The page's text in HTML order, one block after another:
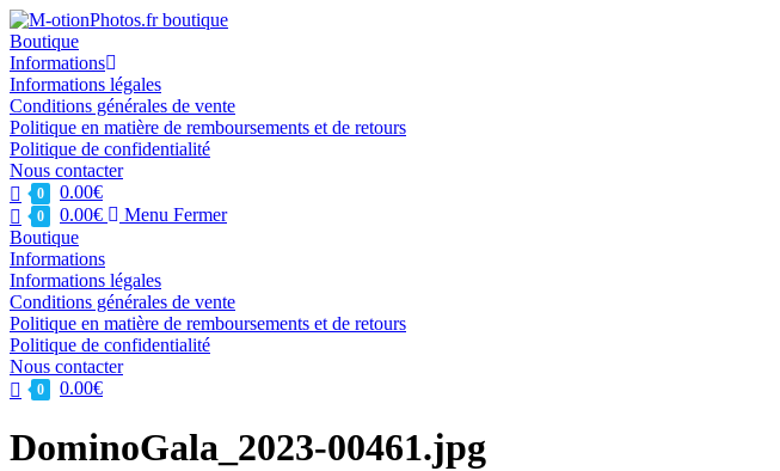
Skip
to
content
Boutique
Informations
Informations légales
Conditions générales de vente
Politique en matière de remboursements et de retours
Politique de confidentialité
Nous contacter
0 0.00€
0 0.00€ Menu Fermer
Boutique
Informations
Informations légales
Conditions générales de vente
Politique en matière de remboursements et de retours
Politique de confidentialité
Nous contacter
0 0.00€
DominoGala_2023-00461.jpg